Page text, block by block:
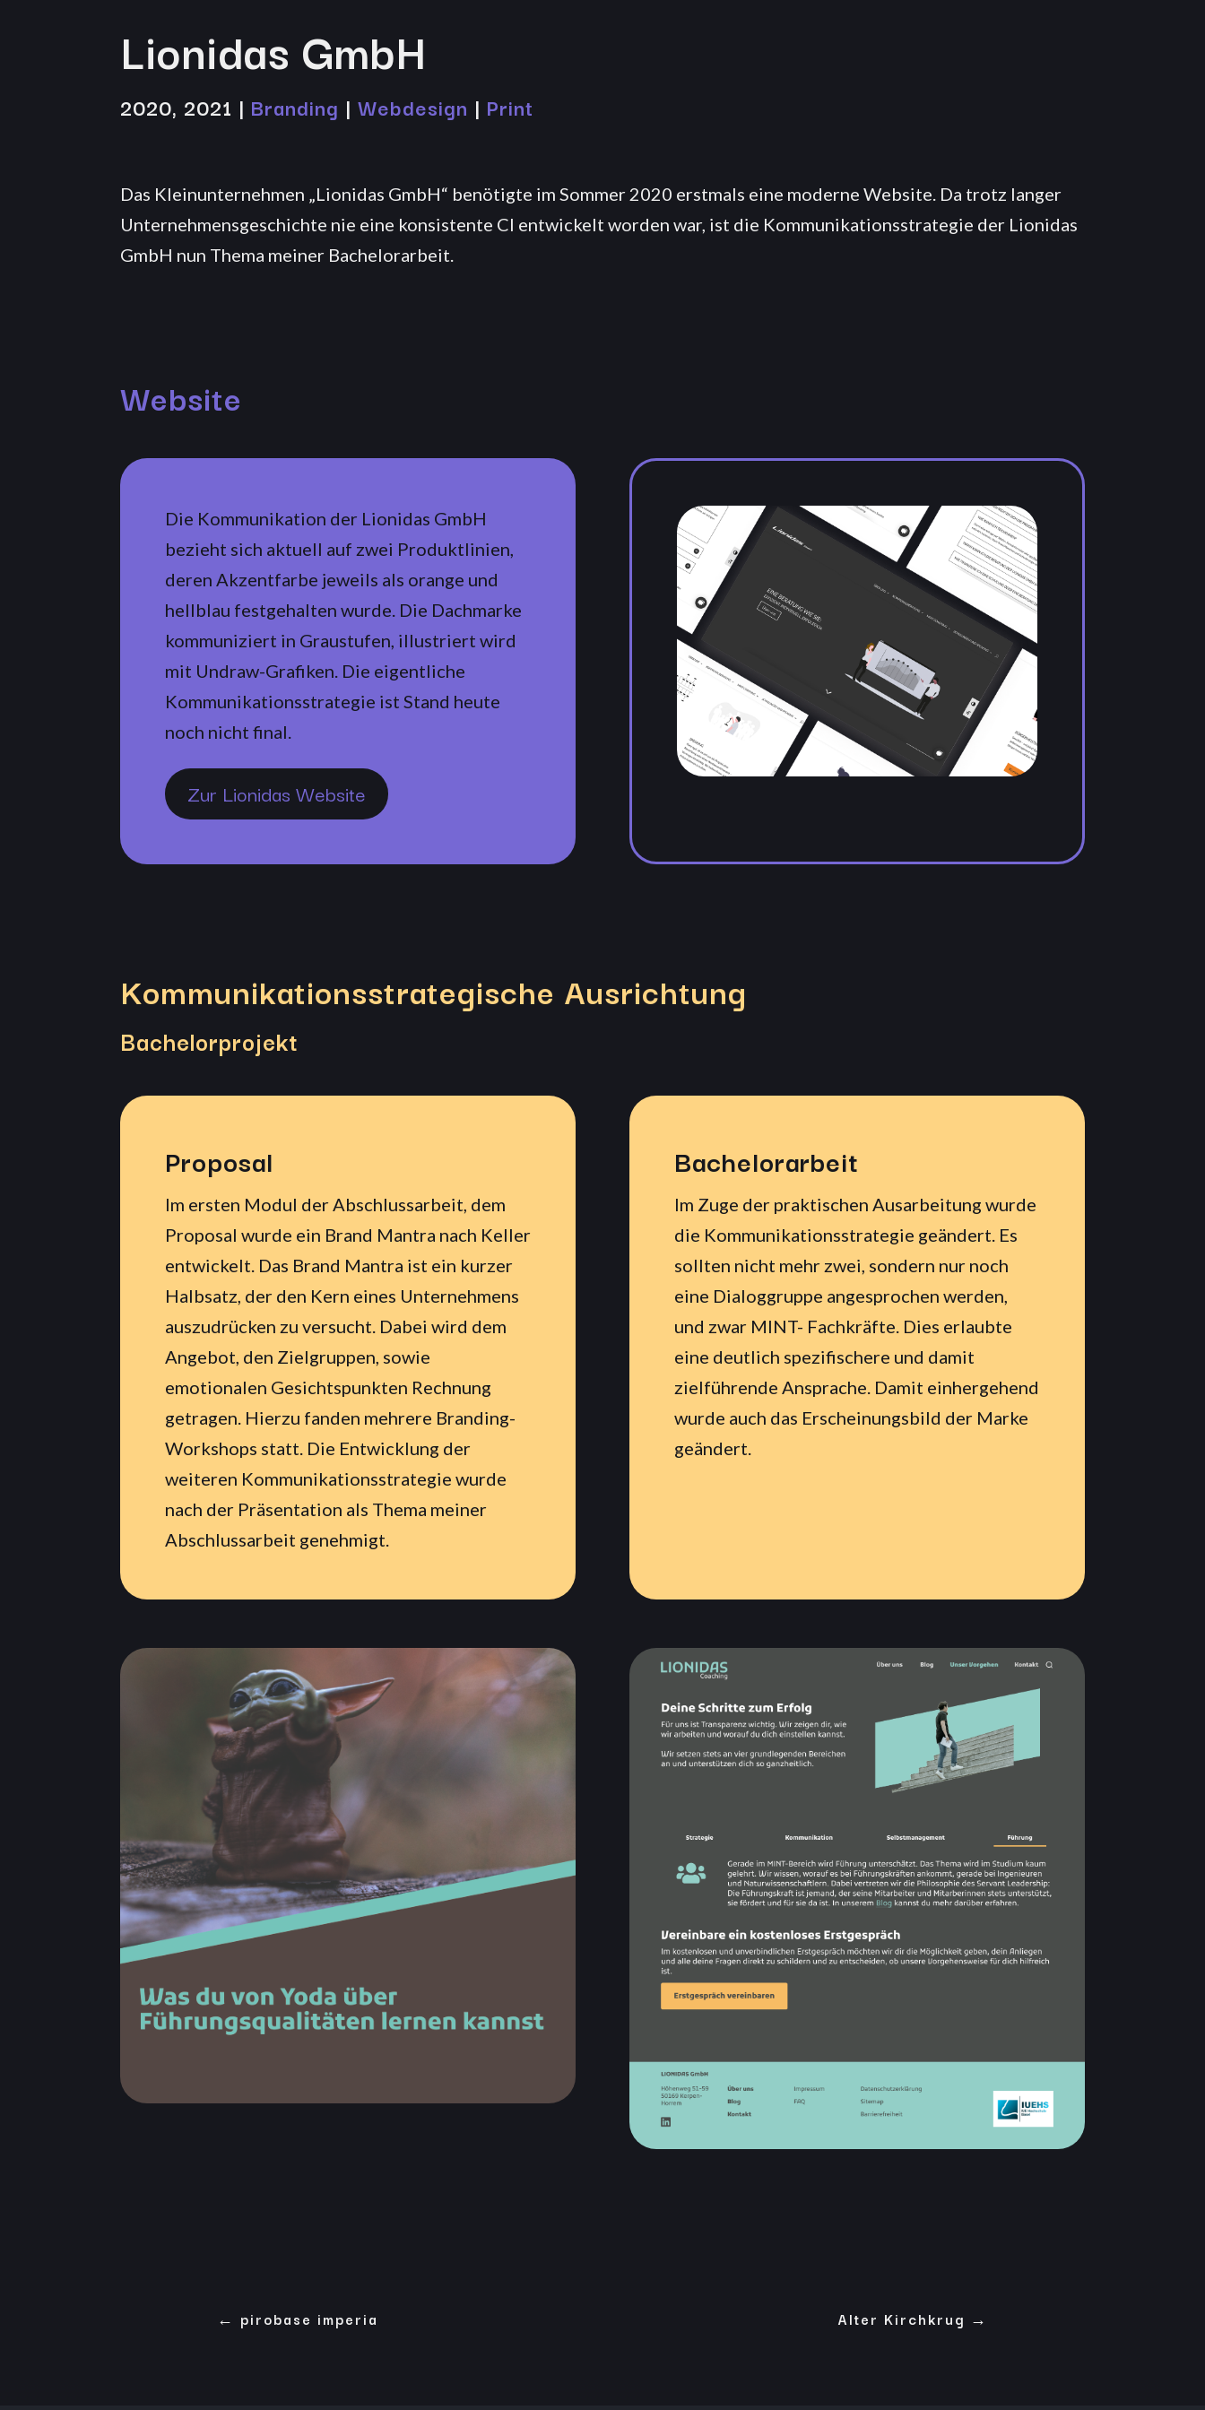
Lionidas GmbH
2020, 2021 | Branding |Webdesign | Print
Das Kleinunternehmen „Lionidas GmbH“ benötigte im Sommer 2020 erstmals eine moderne Website. Da trotz langer
Unternehmensgeschichte nie eine konsistente CI entwickelt worden war, ist die Kommunikationsstrategie der Lionidas
GmbH nun Thema meiner Bachelorarbeit.
Website
Die Kommunikation der Lionidas GmbH
bezieht sich aktuell auf zwei Produktlinien,
deren Akzentfarbe jeweils als orange und
hellblau festgehalten wurde. Die Dachmarke
kommuniziert in Graustufen, illustriert wird
mit Undraw-Grafiken. Die eigentliche
Kommunikationsstrategie ist Stand heute
noch nicht final.
Zur Lionidas Website
Kommunikationsstrategische Ausrichtung
Bachelorprojekt
Proposal
Im ersten Modul der Abschlussarbeit, dem
Proposal wurde ein Brand Mantra nach Keller
entwickelt. Das Brand Mantra ist ein kurzer
Halbsatz, der den Kern eines Unternehmens
auszudrücken zu versucht. Dabei wird dem
Angebot, den Zielgruppen, sowie
emotionalen Gesichtspunkten Rechnung
getragen. Hierzu fanden mehrere Branding-
Workshops statt. Die Entwicklung der
weiteren Kommunikationsstrategie wurde
nach der Präsentation als Thema meiner
Abschlussarbeit genehmigt.
Bachelorarbeit
Im Zuge der praktischen Ausarbeitung wurde
die Kommunikationsstrategie geändert. Es
sollten nicht mehr zwei, sondern nur noch
eine Dialoggruppe angesprochen werden,
und zwar MINT- Fachkräfte. Dies erlaubte
eine deutlich spezifischere und damit
zielführende Ansprache. Damit einhergehend
wurde auch das Erscheinungsbild der Marke
geändert.
← pirobase imperia Alter Kirchkrug →